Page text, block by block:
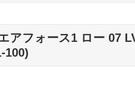
アフォース1 ロー 07
100)